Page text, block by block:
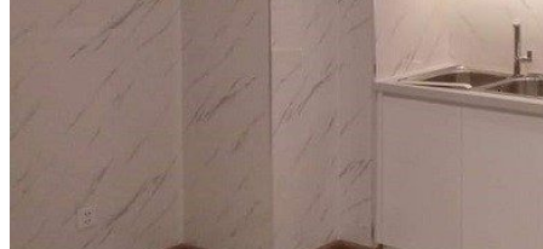
Đá Ốp Bàn Bếp Nhân Tạo​
Đá Ốp Mộ
Đá Ốp Thang Máy
Đá Ốp Bếp
Đá Ốp Bếp Tự Nhiên